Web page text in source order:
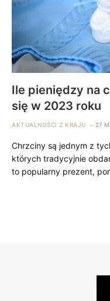
Ile pieniędzy na
się w 2023 roku
AKTUALNOŚCI Z KRAJU 27
Chrzciny są jednym z
których tradycyjnie
to popularny prezent,